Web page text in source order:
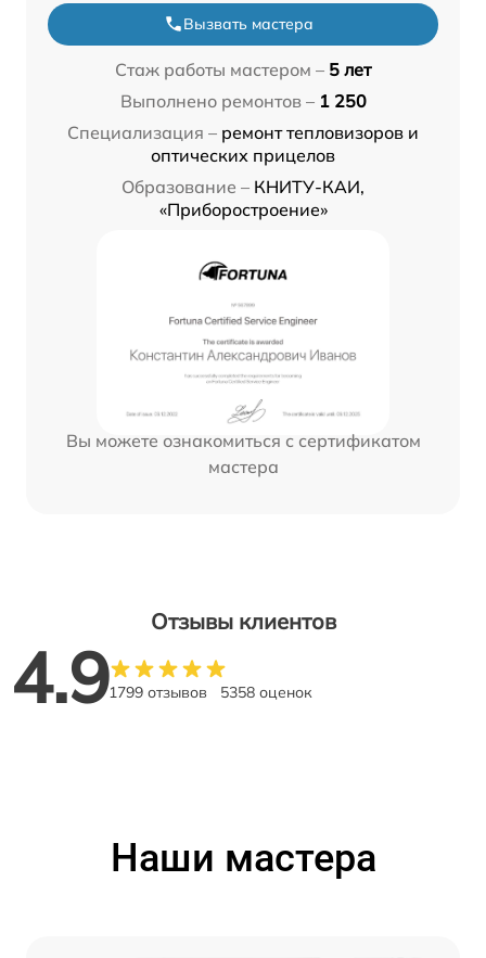
Вызвать мастера
Стаж работы мастером – 5 лет
Выполнено ремонтов – 1 250
Специализация – ремонт тепловизоров и
оптических прицелов
Образование – КНИТУ-КАИ,
«Приборостроение»
Вы можете ознакомиться с сертификатом
мастера
Отзывы клиентов
4.91799 отзывов 5358 оценок
Наши мастера